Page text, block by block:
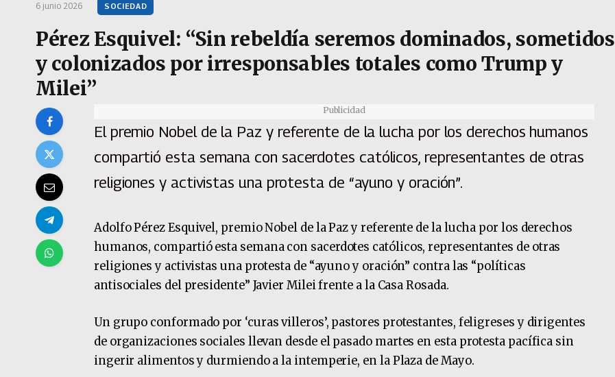
6 junio 2026 SOCIEDAD
Pérez Esquivel: “Sin rebeldía seremos dominados, sometidos
y colonizados por irresponsables totales como Trump y
Milei”
Publicidad
El premio Nobel de la Paz y referente de la lucha por los derechos humanos
compartió esta semana con sacerdotes católicos, representantes de otras
religiones y activistas una protesta de “ayuno y oración”.
Adolfo Pérez Esquivel, premio Nobel de la Paz y referente de la lucha por los derechos
humanos, compartió esta semana con sacerdotes católicos, representantes de otras
religiones y activistas una protesta de “ayuno y oración” contra las “políticas
antisociales del presidente” Javier Milei frente a la Casa Rosada.
Un grupo conformado por ‘curas villeros’, pastores protestantes, feligreses y dirigentes
de organizaciones sociales llevan desde el pasado martes en esta protesta pacífica sin
ingerir alimentos y durmiendo a la intemperie, en la Plaza de Mayo.